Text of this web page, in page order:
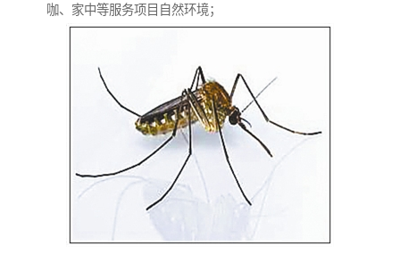
咖、家中等服务项目自然环境；